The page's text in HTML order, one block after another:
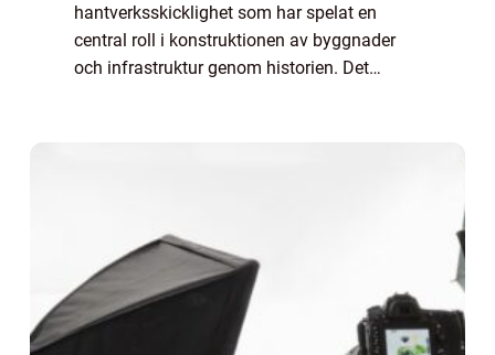
hantverksskicklighet som har spelat en
central roll i konstruktionen av byggnader
och infrastruktur genom historien. Det